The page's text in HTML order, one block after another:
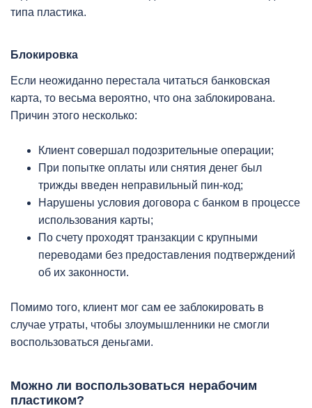
типа пластика.
Блокировка
Если неожиданно перестала читаться банковская
карта, то весьма вероятно, что она заблокирована.
Причин этого несколько:
Клиент совершал подозрительные операции;
При попытке оплаты или снятия денег был
трижды введен неправильный пин-код;
Нарушены условия договора с банком в процессе
использования карты;
По счету проходят транзакции с крупными
переводами без предоставления подтверждений
об их законности.
Помимо того, клиент мог сам ее заблокировать в
случае утраты, чтобы злоумышленники не смогли
воспользоваться деньгами.
Можно ли воспользоваться нерабочим
пластиком?